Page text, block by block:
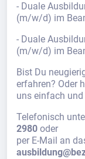
- Duale
(m/w/d) im
- Duale
(m/w/d) im
Bist Du
erfahren? Oder
uns einfach
Telefonisch
2980 oder
per E-Mail an